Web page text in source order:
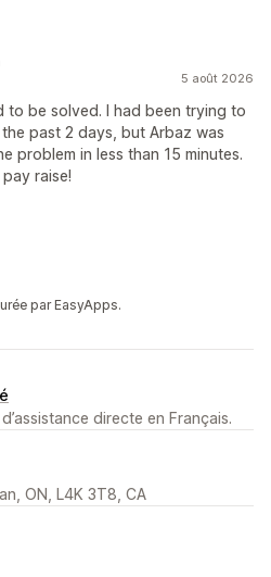
5 août 2026
to be solved. I had been trying to
past 2 days, but Arbaz was
problem in less than 15 minutes.
raise!
par EasyApps.
directe en Français.
ON, L4K 3T8, CA